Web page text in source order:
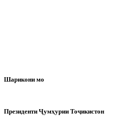
Шарикони мо
Президенти Ҷумҳурии Тоҷикистон